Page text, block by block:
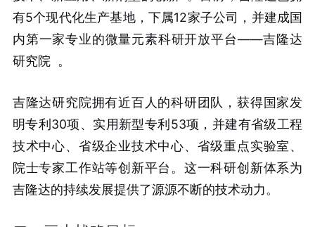
有5个现代化生产基地，下属12家子公司，并建成国
内第一家专业的微量元素科研开放平台——吉隆达
研究院 。
吉隆达研究院拥有近百人的科研团队，获得国家发
明专利30项、实用新型专利53项，并建有省级工程
技术中心、省级企业技术中心、省级重点实验室、
院士专家工作站等创新平台。这一科研创新体系为
吉隆达的持续发展提供了源源不断的技术动力。